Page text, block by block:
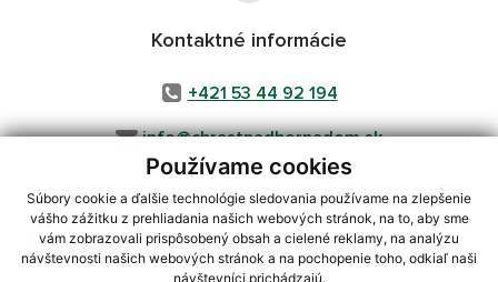
Používame cookies
Súbory cookie a ďalšie technológie sledovania používame na zlepšenie
vášho zážitku z prehliadania našich webových stránok, na to, aby sme
vám zobrazovali prispôsobený obsah a cielené reklamy, na analýzu
návštevnosti našich webových stránok a na pochopenie toho, odkiaľ naši
návštevníci prichádzajú.
Kontaktné informácie
+421 53 44 92 194
info@chrastnadhornadom.sk
využite možnosť získavania aktuálnych informácií s využitím RSS
CMS systém (redakčný) systém ECHELON 2,Mapa stránok,web portál